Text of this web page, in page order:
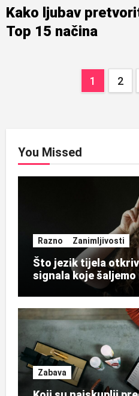
Kako ljubav
Top 15 načina
1 2
You Missed
Razno Zanimljivosti
Što jezik tijela
signala koje šaljemo
Zabava